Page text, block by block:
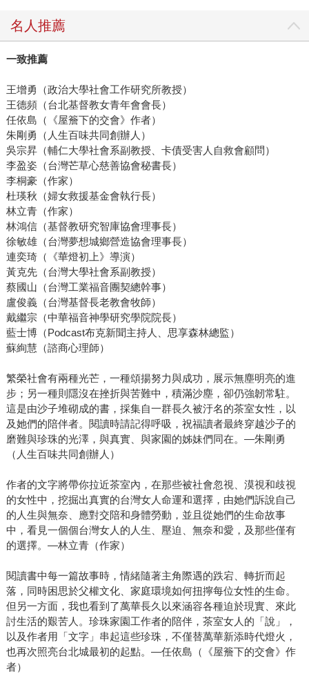
名人推薦
一致推薦
王增勇（政治大學社會工作研究所教授）
王德頻（台北基督教女青年會會長）
任依島（《屋簷下的交會》作者）
朱剛勇（人生百味共同創辦人）
吳宗昇（輔仁大學社會系副教授、卡債受害人自救會顧問）
李盈姿（台灣芒草心慈善協會秘書長）
李桐豪（作家）
杜瑛秋（婦女救援基金會執行長）
林立青（作家）
林鴻信（基督教研究智庫協會理事長）
徐敏雄（台灣夢想城鄉營造協會理事長）
連奕琦（《華燈初上》導演）
黃克先（台灣大學社會系副教授）
蔡國山（台灣工業福音團契總幹事）
盧俊義（台灣基督長老教會牧師）
戴繼宗（中華福音神學研究學院院長）
藍士博（Podcast布克新聞主持人、思享森林總監）
蘇絢慧（諮商心理師）
繁榮社會有兩種光芒，一種頌揚努力與成功，展示無塵明亮的進
步；另一種則隱沒在挫折與苦難中，積滿沙塵，卻仍強韌常駐。
這是由沙子堆砌成的書，採集自一群長久被汙名的茶室女性，以
及她們的陪伴者。閱讀時請記得呼吸，祝福讀者最終穿越沙子的
磨難與珍珠的光澤，與真實、與家園的姊妹們同在。—朱剛勇
（人生百味共同創辦人）
作者的文字將帶你拉近茶室內，在那些被社會忽視、漠視和歧視
的女性中，挖掘出真實的台灣女人命運和選擇，由她們訴說自己
的人生與無奈、應對交陪和身體勞動，並且從她們的生命故事
中，看見一個個台灣女人的人生、壓迫、無奈和愛，及那些僅有
的選擇。—林立青（作家）
閱讀書中每一篇故事時，情緒隨著主角際遇的跌宕、轉折而起
落，同時困思於父權文化、家庭環境如何扭擰每位女性的生命。
但另一方面，我也看到了萬華長久以來涵容各種迫於現實、來此
討生活的艱苦人。珍珠家園工作者的陪伴，茶室女人的「說」，
以及作者用「文字」串起這些珍珠，不僅替萬華新添時代燈火，
也再次照亮台北城最初的起點。—任依島（《屋簷下的交會》作
者）